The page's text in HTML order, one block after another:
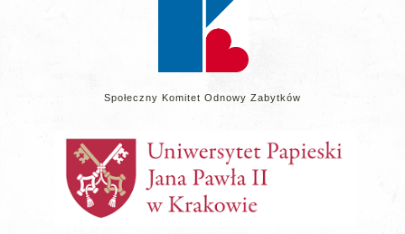
Społeczny Komitet Odnowy Zabytków